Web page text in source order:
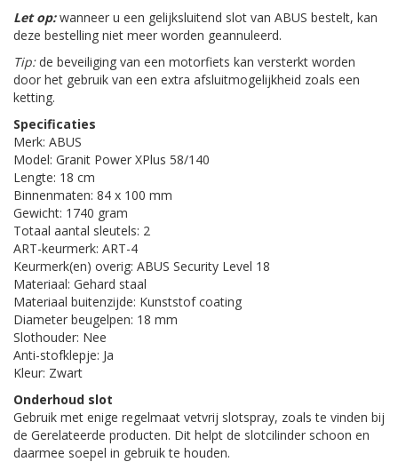
Let op:wanneer u een gelijksluitend slot van ABUS bestelt, kan
deze bestelling niet meer worden geannuleerd.
Tip:de beveiliging van een motorfiets kan versterkt worden
door het gebruik van een extra afsluitmogelijkheid zoals een
ketting.
Specificaties
Merk: ABUS
Model: Granit Power XPlus 58/140
Lengte: 18 cm
Binnenmaten: 84 x 100 mm
Gewicht: 1740 gram
Totaal aantal sleutels: 2
ART-keurmerk: ART-4
Keurmerk(en) overig: ABUS Security Level 18
Materiaal: Gehard staal
Materiaal buitenzijde: Kunststof coating
Diameter beugelpen: 18 mm
Slothouder: Nee
Anti-stofklepje: Ja
Kleur: Zwart
Onderhoud slot
Gebruik met enige regelmaat vetvrij slotspray, zoals te vinden bij
de Gerelateerde producten. Dit helpt de slotcilinder schoon en
daarmee soepel in gebruik te houden.